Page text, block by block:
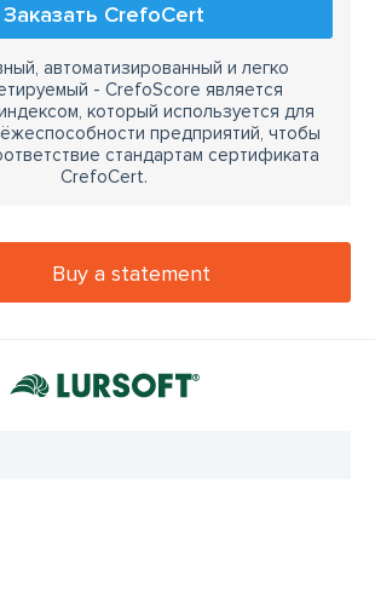
Заказать CrefoCert
автоматизированный и легко
- CrefoScore является
который используется для
предприятий, чтобы
стандартам сертификата
CrefoCert.
Buy a statement